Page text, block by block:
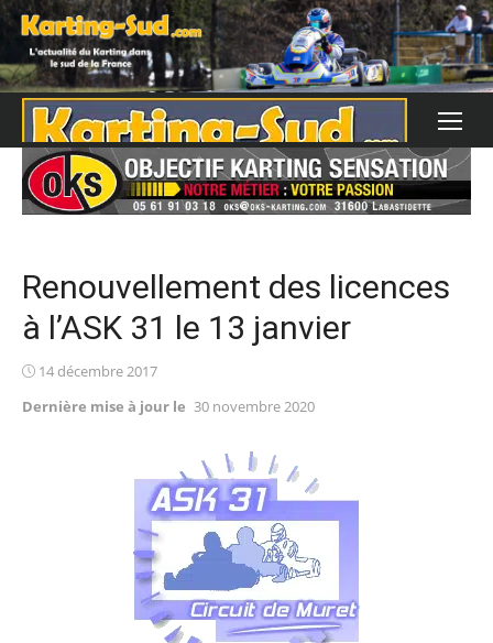
Skip
content
Renouvellement des licences
à l’ASK 31 le 13 janvier
Posted
14 décembre 2017
Dernière mise à jour le 30 novembre 2020